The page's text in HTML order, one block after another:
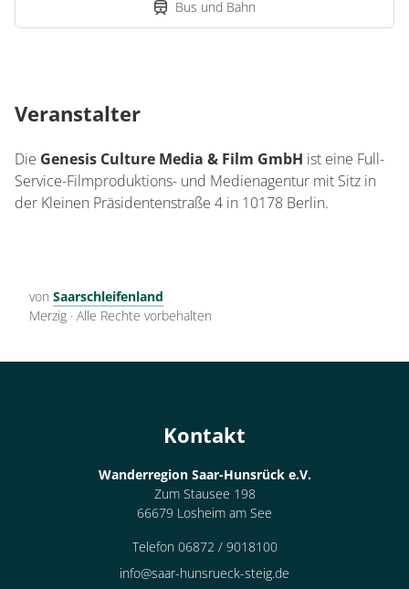
Bus und Bahn
Veranstalter
Die Genesis Culture Media & Film GmbH ist eine Full-
Service-Filmproduktions- und Medienagentur mit Sitz in
der Kleinen Präsidentenstraße 4 in 10178 Berlin.
von Saarschleifenland
Merzig · Alle Rechte vorbehalten
Kontakt
Wanderregion Saar-Hunsrück e.V.
Zum Stausee 198
66679 Losheim am See
Telefon 06872 / 9018100
info@saar-hunsrueck-steig.de